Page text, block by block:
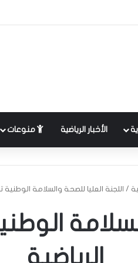
الأخبار الرياضية منوعات
/ اللجنة العليا للصحة والسلامة
الرياضية